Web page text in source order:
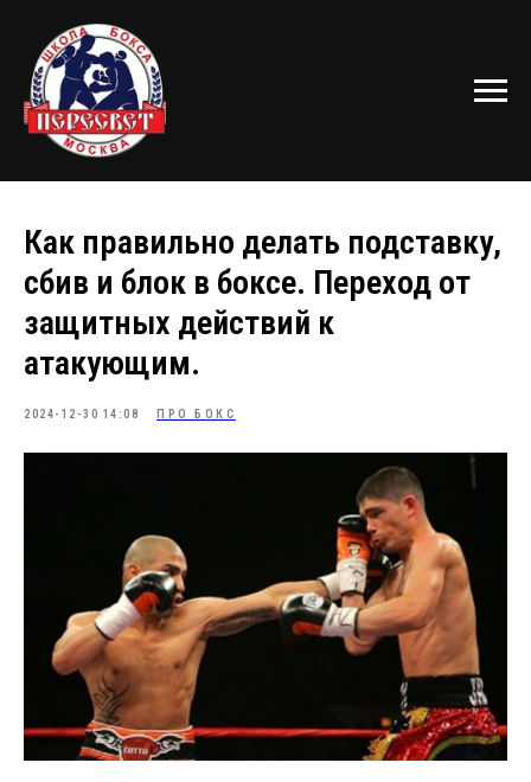
Как правильно делать подставку,
сбив и блок в боксе. Переход от
защитных действий к
атакующим.
2024-12-30 14:08 ПРО БОКС